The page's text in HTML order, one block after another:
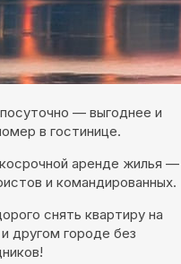
— выгоднее и
в гостинице.
аренде жилья —
и командированных.
снять квартиру на
другом городе без